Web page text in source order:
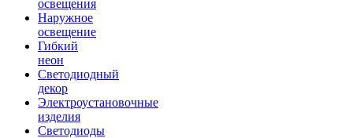
освещения
Наружное
освещение
Гибкий
неон
Светодиодный
декор
Электроустановочные
изделия
Светодиоды